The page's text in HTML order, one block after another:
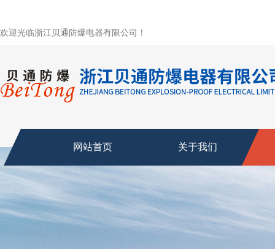
欢迎光临浙江贝通防爆电器有限公司！
网站首页 关于我们